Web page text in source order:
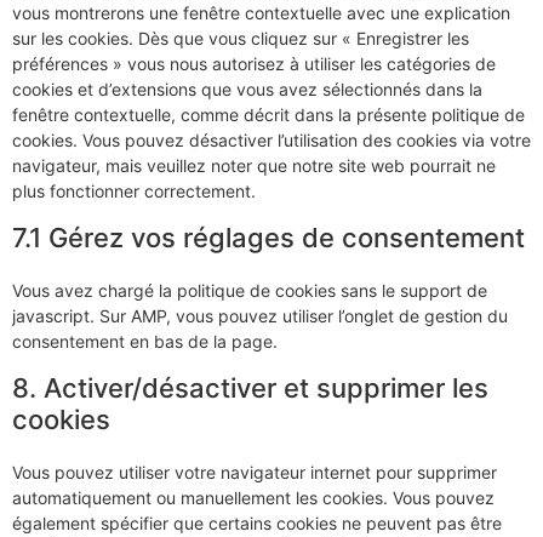
vous montrerons une fenêtre contextuelle avec une explication
sur les cookies. Dès que vous cliquez sur « Enregistrer les
préférences » vous nous autorisez à utiliser les catégories de
cookies et d’extensions que vous avez sélectionnés dans la
fenêtre contextuelle, comme décrit dans la présente politique de
cookies. Vous pouvez désactiver l’utilisation des cookies via votre
navigateur, mais veuillez noter que notre site web pourrait ne
plus fonctionner correctement.
7.1 Gérez vos réglages de consentement
Vous avez chargé la politique de cookies sans le support de
javascript. Sur AMP, vous pouvez utiliser l’onglet de gestion du
consentement en bas de la page.
8. Activer/désactiver et supprimer les
cookies
Vous pouvez utiliser votre navigateur internet pour supprimer
automatiquement ou manuellement les cookies. Vous pouvez
également spécifier que certains cookies ne peuvent pas être